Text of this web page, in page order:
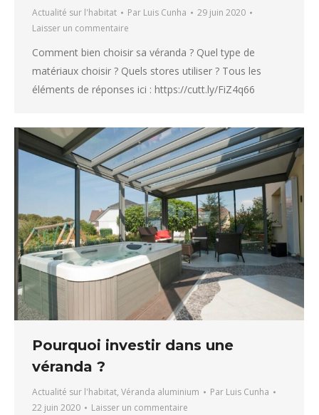
Actualité sur l'habitat Par Luis Cunha
29 juin 2020
Laisser un commentaire
Comment bien choisir sa véranda ? Quel type de
matériaux choisir ? Quels stores utiliser ? Tous les
éléments de réponses ici : https://cutt.ly/FiZ4q66
Pourquoi investir dans une
véranda ?
Actualité sur l'habitat, Véranda aluminium Par Luis Cunha
22 juin 2020
Laisser un commentaire